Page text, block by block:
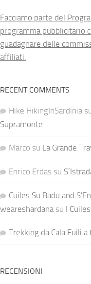
Facciamo parte del
programma pubblicitario
guadagnare delle
affiliati.
RECENT COMMENTS
Hike HikingInSardinia
Supramonte
Marco su La Grande
Enrico Erdas su
Cuiles Su Badu and
weareshardanasu I Cuiles
Trekking da Cala Fuili a
RECENSIONI